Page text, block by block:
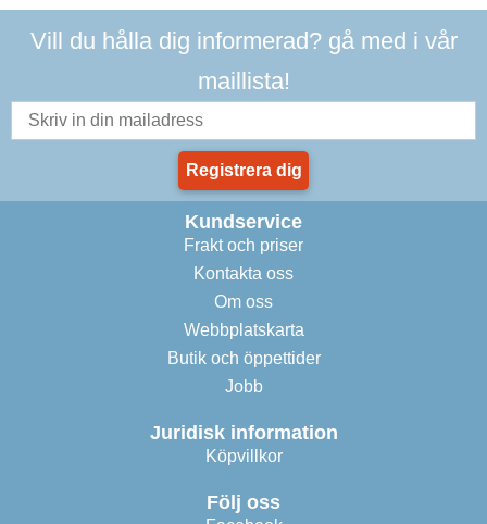
Vill du hålla dig informerad? gå med i vår
maillista!
Registrera dig
Kundservice
Frakt och priser
Kontakta oss
Om oss
Webbplatskarta
Butik och öppettider
Jobb
Juridisk information
Köpvillkor
Följ oss